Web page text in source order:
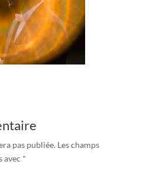
pas publiée. Les champs
avec *